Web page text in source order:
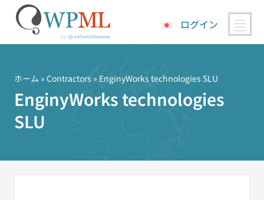
ッ
ログイン
ホーム » Contractors» EnginyWorks technologies SLU
EnginyWorks technologies
SLU